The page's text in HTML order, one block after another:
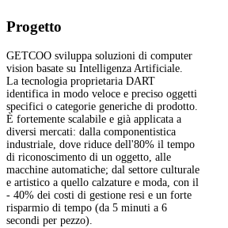
Progetto
GETCOO sviluppa soluzioni di computer
vision basate su Intelligenza Artificiale.
La tecnologia proprietaria DART
identifica in modo veloce e preciso oggetti
specifici o categorie generiche di prodotto.
È fortemente scalabile e già applicata a
diversi mercati: dalla componentistica
industriale, dove riduce dell'80% il tempo
di riconoscimento di un oggetto, alle
macchine automatiche; dal settore culturale
e artistico a quello calzature e moda, con il
- 40% dei costi di gestione resi e un forte
risparmio di tempo (da 5 minuti a 6
secondi per pezzo).